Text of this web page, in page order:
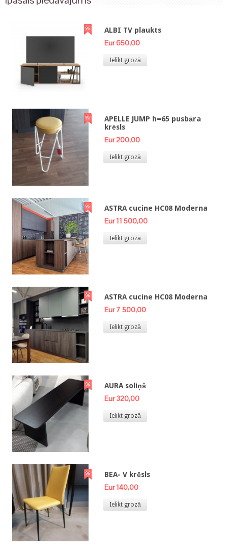
ALBI TV plaukts
Eur 650,00
Ielikt grozā
APELLE JUMP h=65 pusbāra
krēsls
Eur 200,00
Ielikt grozā
ASTRA cucine HC08 Moderna
Eur 11 500,00
Ielikt grozā
ASTRA cucine HC08 Moderna
Eur 7 500,00
Ielikt grozā
AURA soliņš
Eur 320,00
Ielikt grozā
BEA- V krēsls
Eur 140,00
Ielikt grozā